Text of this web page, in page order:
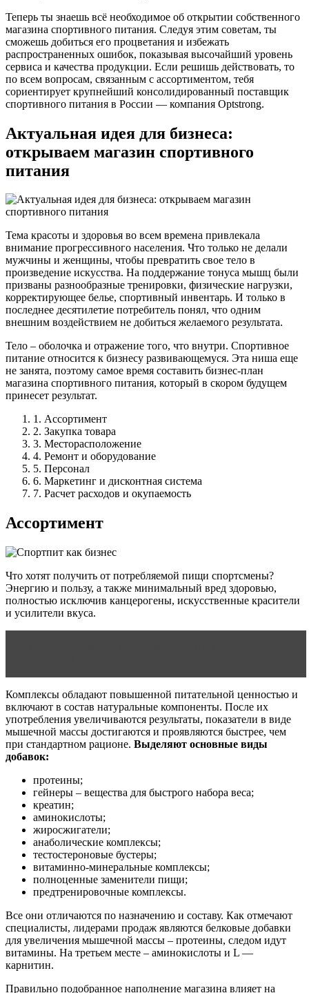
Теперь ты знаешь всё необходимое об открытии собственного
магазина спортивного питания. Следуя этим советам, ты
сможешь добиться его процветания и избежать
распространенных ошибок, показывая высочайший уровень
сервиса и качества продукции. Если решишь действовать, то
по всем вопросам, связанным с ассортиментом, тебя
сориентирует крупнейший консолидированный поставщик
спортивного питания в России — компания Optstrong.
Актуальная идея для бизнеса:
открываем магазин спортивного
питания
Тема красоты и здоровья во всем времена привлекала
внимание прогрессивного населения. Что только не делали
мужчины и женщины, чтобы превратить свое тело в
произведение искусства. На поддержание тонуса мышц были
призваны разнообразные тренировки, физические нагрузки,
корректирующее белье, спортивный инвентарь. И только в
последнее десятилетие потребитель понял, что одним
внешним воздействием не добиться желаемого результата.
Тело – оболочка и отражение того, что внутри. Спортивное
питание относится к бизнесу развивающемуся. Эта ниша еще
не занята, поэтому самое время составить бизнес-план
магазина спортивного питания, который в скором будущем
принесет результат.
1. Ассортимент
2. Закупка товара
3. Месторасположение
4. Ремонт и оборудование
5. Персонал
6. Маркетинг и дисконтная система
7. Расчет расходов и окупаемость
Ассортимент
Что хотят получить от потребляемой пищи спортсмены?
Энергию и пользу, а также минимальный вред здоровью,
полностью исключив канцерогены, искусственные красители
и усилители вкуса.
Комплексы обладают повышенной питательной ценностью и
включают в состав натуральные компоненты. После их
употребления увеличиваются результаты, показатели в виде
мышечной массы достигаются и проявляются быстрее, чем
при стандартном рационе. Выделяют основные виды
добавок:
протеины;
гейнеры – вещества для быстрого набора веса;
креатин;
аминокислоты;
жиросжигатели;
анаболические комплексы;
тестостероновые бустеры;
витаминно-минеральные комплексы;
полноценные заменители пищи;
предтренировочные комплексы.
Все они отличаются по назначению и составу. Как отмечают
специалисты, лидерами продаж являются белковые добавки
для увеличения мышечной массы – протеины, следом идут
витамины. На третьем месте – аминокислоты и L —
карнитин.
Правильно подобранное наполнение магазина влияет на